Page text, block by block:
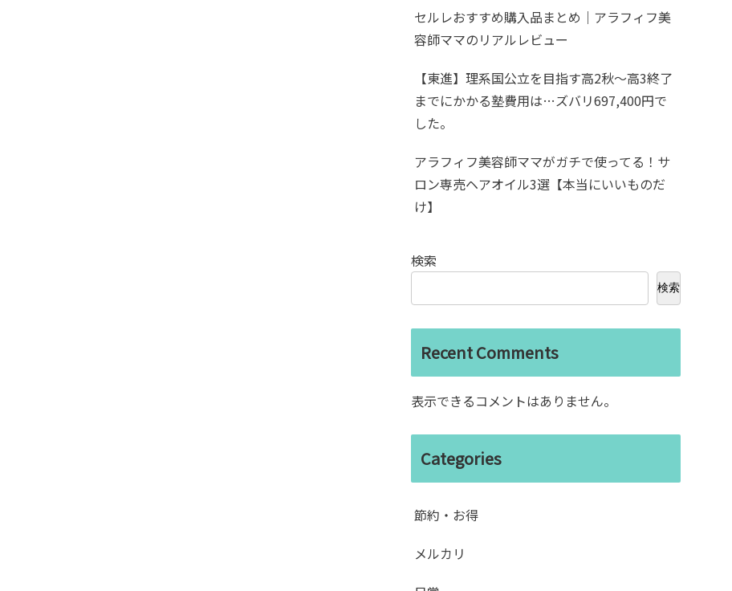
セルレおすすめ購入品まとめ｜アラフィフ美
容師ママのリアルレビュー
【東進】理系国公立を目指す高2秋〜高3終了
までにかかる塾費用は…ズバリ697,400円で
した。
アラフィフ美容師ママがガチで使ってる！サ
ロン専売ヘアオイル3選【本当にいいものだ
け】
検索
検索
Recent Comments
表示できるコメントはありません。
Categories
節約・お得
メルカリ